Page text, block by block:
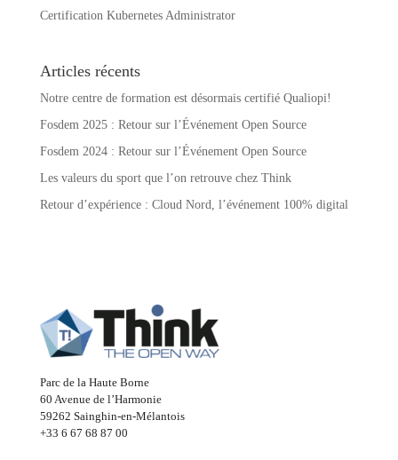
Certification Kubernetes Administrator
Articles récents
Notre centre de formation est désormais certifié Qualiopi!
Fosdem 2025 : Retour sur l’Événement Open Source
Fosdem 2024 : Retour sur l’Événement Open Source
Les valeurs du sport que l’on retrouve chez Think
Retour d’expérience : Cloud Nord, l’événement 100% digital
Parc de la Haute Borne
60 Avenue de l’Harmonie
59262 Sainghin-en-Mélantois
+33 6 67 68 87 00